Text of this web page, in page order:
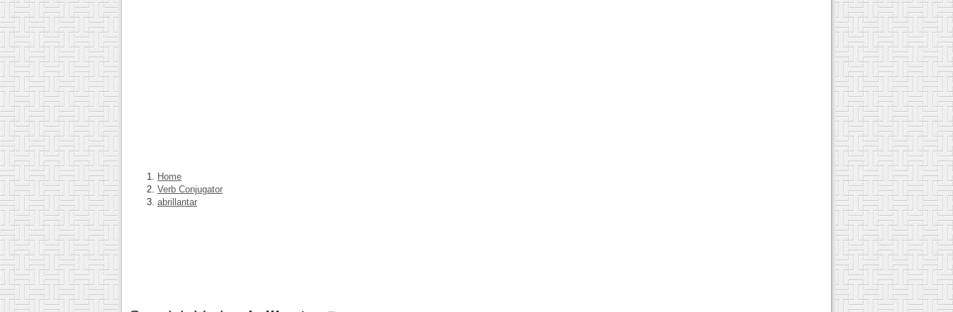
Home
Verb Conjugator
abrillantar